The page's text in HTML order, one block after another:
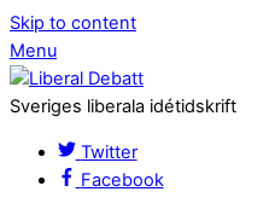
Skip to content
Menu
Sveriges liberala idétidskrift
Twitter
Facebook